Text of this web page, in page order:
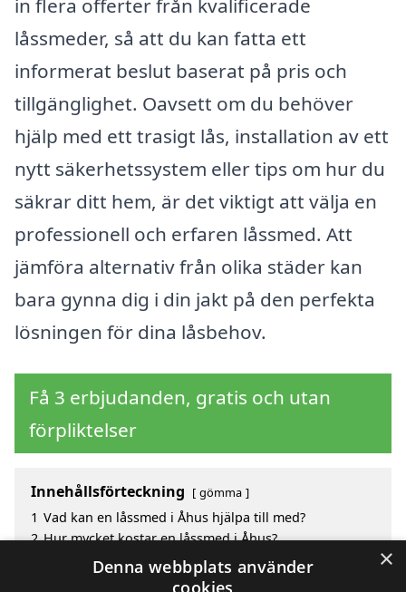
in flera offerter från kvalificerade
låssmeder, så att du kan fatta ett
informerat beslut baserat på pris och
tillgänglighet. Oavsett om du behöver
hjälp med ett trasigt lås, installation av ett
nytt säkerhetssystem eller tips om hur du
säkrar ditt hem, är det viktigt att välja en
professionell och erfaren låssmed. Att
jämföra alternativ från olika städer kan
bara gynna dig i din jakt på den perfekta
lösningen för dina låsbehov.
Få 3 erbjudanden, gratis och utan
förpliktelser
Innehållsförteckning gömma
1 Vad kan en låssmed i Åhus hjälpa till med?
2 Hur mycket kostar en låssmed i Åhus?
Fördelar med att välja låssmed i Åhus
Sök efter en skicklig låssmed i de omgivande
×
Denna webbplats använder
cookies